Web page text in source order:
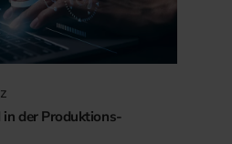
der Produktions-